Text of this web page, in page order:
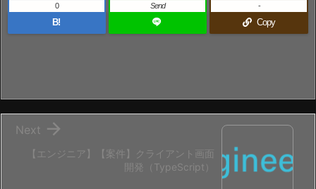
B!
0 Send
Copy
-
【エンジニア】【案件】クライアント画面
開発（TypeScript）

Next